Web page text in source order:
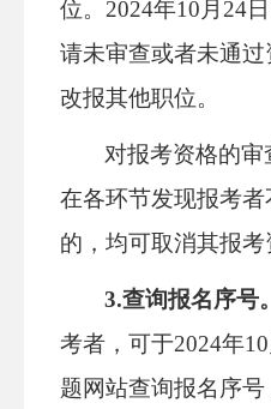
位。2024年10月24
请未审查或者未通
改报其他职位。
对报考资格的审
在各环节发现报考
的，均可取消其报考
3.查询报名序号
考者，可于2024年
题网站查询报名序